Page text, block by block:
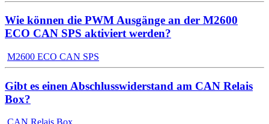
Wie können die PWM Ausgänge an der M2600
ECO CAN SPS aktiviert werden?
M2600 ECO CAN SPS
Gibt es einen Abschlusswiderstand am CAN Relais
Box?